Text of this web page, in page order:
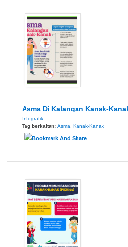
Asma Di Kalangan Kanak-
Infografik
Tag berkaitan: Asma Kanak-Kanak